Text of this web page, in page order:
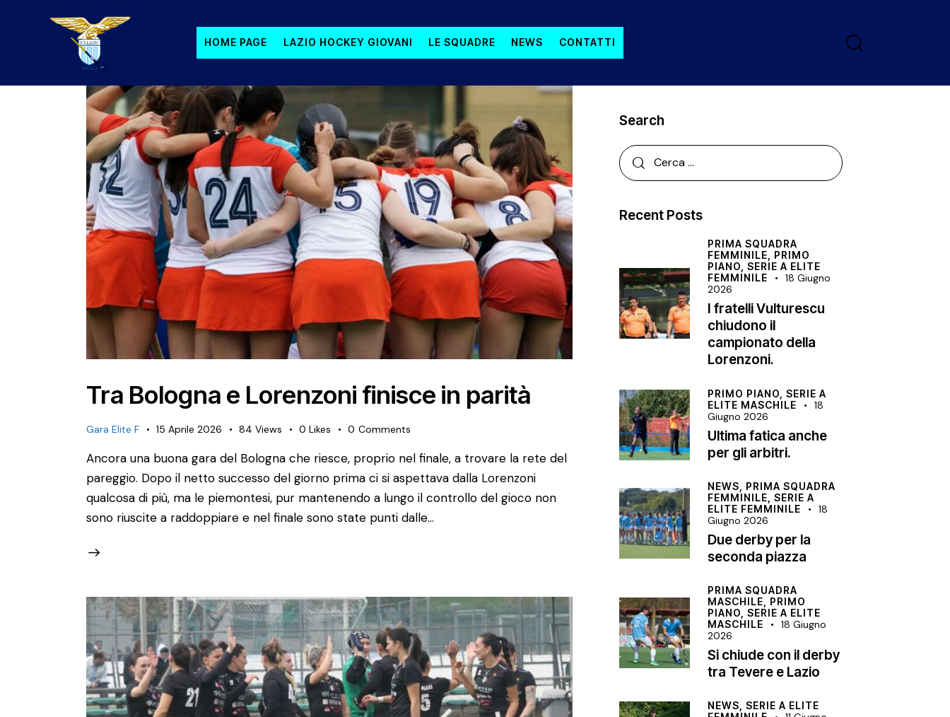
HOME PAGE LAZIO HOCKEY GIOVANI LE SQUADRE NEWS CONTATTI
Tra Bologna e Lorenzoni finisce in parità
Gara Elite F 15 Aprile 2026 84 Views 0 Likes 0 Comments
Ancora una buona gara del Bologna che riesce, proprio nel finale, a trovare la rete del
pareggio. Dopo il netto successo del giorno prima ci si aspettava dalla Lorenzoni
qualcosa di più, ma le piemontesi, pur mantenendo a lungo il controllo del gioco non
sono riuscite a raddoppiare e nel finale sono state punti dalle…
Search
Recent Posts
PRIMA SQUADRA
FEMMINILE, PRIMO
PIANO,SERIE A ELITE
FEMMINILE
18 Giugno
2026
I fratelli Vulturescu
chiudono il
campionato della
Lorenzoni.
PRIMO PIANO,SERIE A
ELITE MASCHILE
18
Giugno 2026
Ultima fatica anche
per gli arbitri.
NEWS, PRIMA SQUADRA
FEMMINILE,SERIE A
ELITE FEMMINILE
18
Giugno 2026
Due derby per la
seconda piazza
PRIMA SQUADRA
MASCHILE, PRIMO
PIANO,SERIE A ELITE
MASCHILE
18 Giugno
2026
Si chiude con il derby
tra Tevere e Lazio
NEWS,SERIE A ELITE